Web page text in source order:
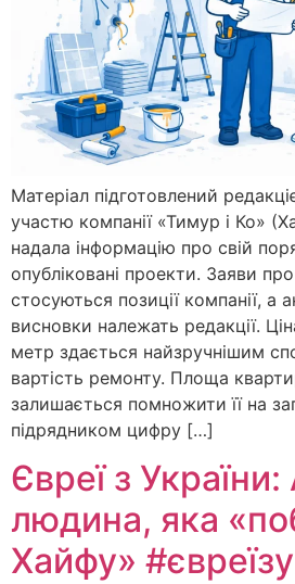
Матеріал підготовлений
участю компанії «Тимур і Ко»
надала інформацію про свій
опубліковані проекти. Заяви
стосуються позиції компанії, а
висновки належать редакції.
метр здається найзручнішим
вартість ремонту. Площа
залишається помножити її на
підрядником цифру […]
Євреї з
людина, яка
Хайфу»